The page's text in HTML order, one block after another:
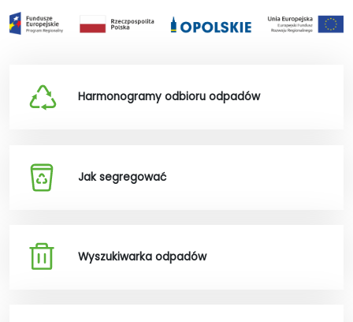
Harmonogramy odbioru odpadów
Jak segregować
Wyszukiwarka odpadów